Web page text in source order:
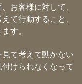
お客様に対して、
て行動すること、
す。
て考えて動かない
けられなくなって